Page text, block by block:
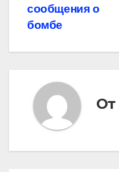
сообщения о
бомбе
От